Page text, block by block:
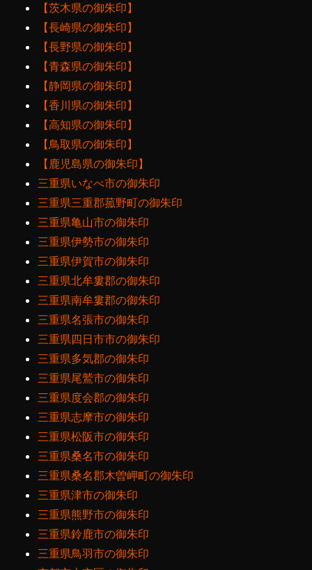
【茨木県の御朱印】
【長崎県の御朱印】
【長野県の御朱印】
【青森県の御朱印】
【静岡県の御朱印】
【香川県の御朱印】
【高知県の御朱印】
【鳥取県の御朱印】
【鹿児島県の御朱印】
三重県いなべ市の御朱印
三重県三重郡菰野町の御朱印
三重県亀山市の御朱印
三重県伊勢市の御朱印
三重県伊賀市の御朱印
三重県北牟婁郡の御朱印
三重県南牟婁郡の御朱印
三重県名張市の御朱印
三重県四日市市の御朱印
三重県多気郡の御朱印
三重県尾鷲市の御朱印
三重県度会郡の御朱印
三重県志摩市の御朱印
三重県松阪市の御朱印
三重県桑名市の御朱印
三重県桑名郡木曽岬町の御朱印
三重県津市の御朱印
三重県熊野市の御朱印
三重県鈴鹿市の御朱印
三重県鳥羽市の御朱印